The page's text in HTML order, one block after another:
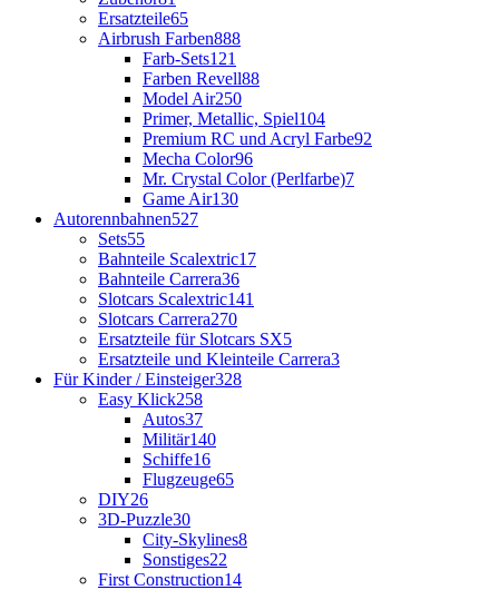
Ersatzteile65
Airbrush Farben888
Farb-Sets121
Farben Revell88
Model Air250
Primer, Metallic, Spiel104
Premium RC und Acryl Farbe92
Mecha Color96
Mr. Crystal Color (Perlfarbe)7
Game Air130
Autorennbahnen527
Sets55
Bahnteile Scalextric17
Bahnteile Carrera36
Slotcars Scalextric141
Slotcars Carrera270
Ersatzteile für Slotcars SX5
Ersatzteile und Kleinteile Carrera3
Für Kinder / Einsteiger328
Easy Klick258
Autos37
Militär140
Schiffe16
Flugzeuge65
DIY26
3D-Puzzle30
City-Skylines8
Sonstiges22
First Construction14